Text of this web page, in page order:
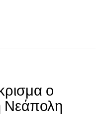
ο
Νεάπολη